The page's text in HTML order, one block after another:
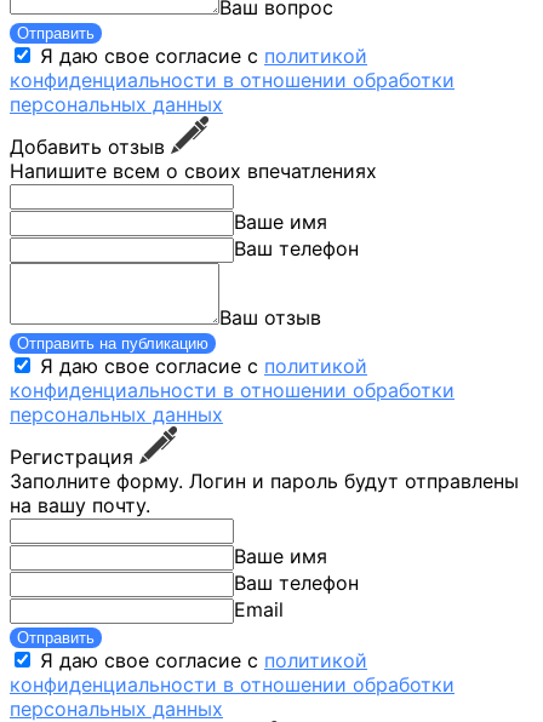
Ваш вопрос
Отправить
Я даю свое согласие с политикой
конфиденциальности в отношении обработки
персональных данных
Добавить отзыв
Напишите всем о своих впечатлениях
Ваше имя
Ваш телефон
Ваш отзыв
Отправить на публикацию
Я даю свое согласие с политикой
конфиденциальности в отношении обработки
персональных данных
Регистрация
Заполните форму. Логин и пароль будут отправлены
на вашу почту.
Ваше имя
Ваш телефон
Email
Отправить
Я даю свое согласие с политикой
конфиденциальности в отношении обработки
персональных данных